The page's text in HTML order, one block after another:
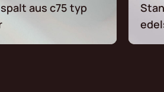
aus c75 typ